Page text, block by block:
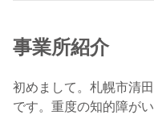
事業所紹介
初めまして。札幌市清
です。重度の知的障が